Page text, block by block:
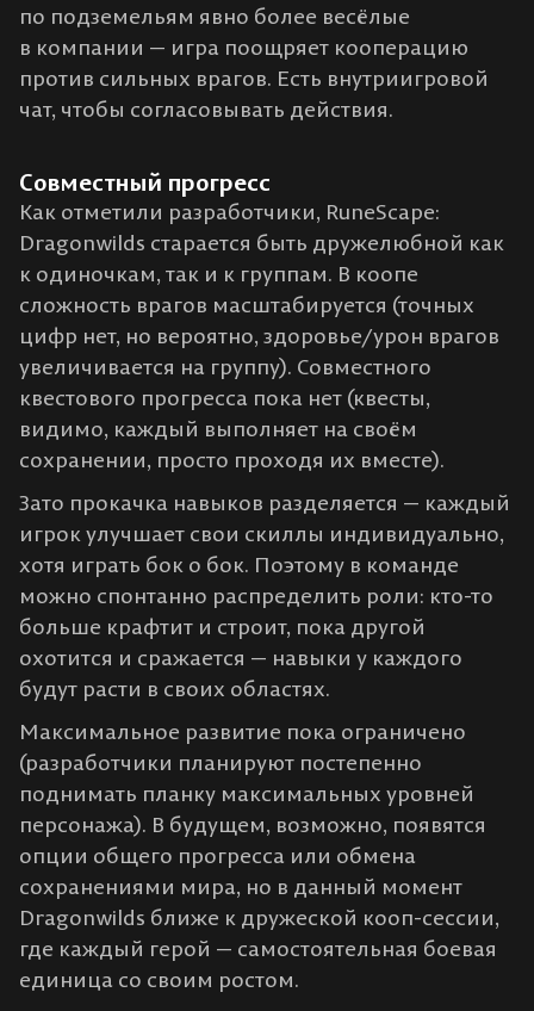
по подземельям явно более весёлые
в компании — игра поощряет кооперацию
против сильных врагов. Есть внутриигровой
чат, чтобы согласовывать действия.
Совместный прогресс
Как отметили разработчики, RuneScape:
Dragonwilds старается быть дружелюбной как
к одиночкам, так и к группам. В коопе
сложность врагов масштабируется (точных
цифр нет, но вероятно, здоровье/урон врагов
увеличивается на группу). Совместного
квестового прогресса пока нет (квесты,
видимо, каждый выполняет на своём
сохранении, просто проходя их вместе).
Зато прокачка навыков разделяется — каждый
игрок улучшает свои скиллы индивидуально,
хотя играть бок о бок. Поэтому в команде
можно спонтанно распределить роли: кто-то
больше крафтит и строит, пока другой
охотится и сражается — навыки у каждого
будут расти в своих областях.
Максимальное развитие пока ограничено
(разработчики планируют постепенно
поднимать планку максимальных уровней
персонажа)​. В будущем, возможно, появятся
опции общего прогресса или обмена
сохранениями мира, но в данный момент
Dragonwilds ближе к дружеской кооп-сессии,
где каждый герой — самостоятельная боевая
единица со своим ростом.